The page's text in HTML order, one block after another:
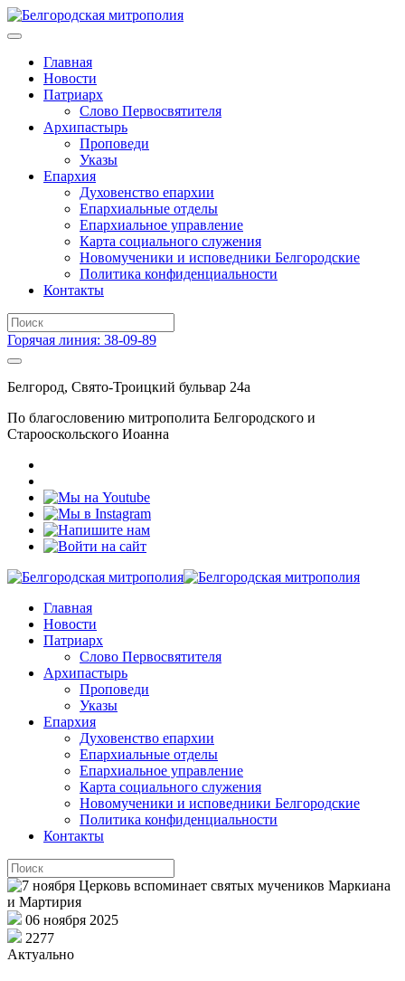
Главная
Новости
Патриарх
Слово Первосвятителя
Архипастырь
Проповеди
Указы
Епархия
Духовенство епархии
Епархиальные отделы
Епархиальное управление
Карта социального служения
Новомученики и исповедники Белгородские
Политика конфиденциальности
Контакты
Горячая линия: 38-09-89
Белгород, Свято-Троицкий бульвар 24а
По благословению митрополита Белгородского и
Старооскольского Иоанна
Главная
Новости
Патриарх
Слово Первосвятителя
Архипастырь
Проповеди
Указы
Епархия
Духовенство епархии
Епархиальные отделы
Епархиальное управление
Карта социального служения
Новомученики и исповедники Белгородские
Политика конфиденциальности
Контакты
06 ноября 2025
2277
Актуально